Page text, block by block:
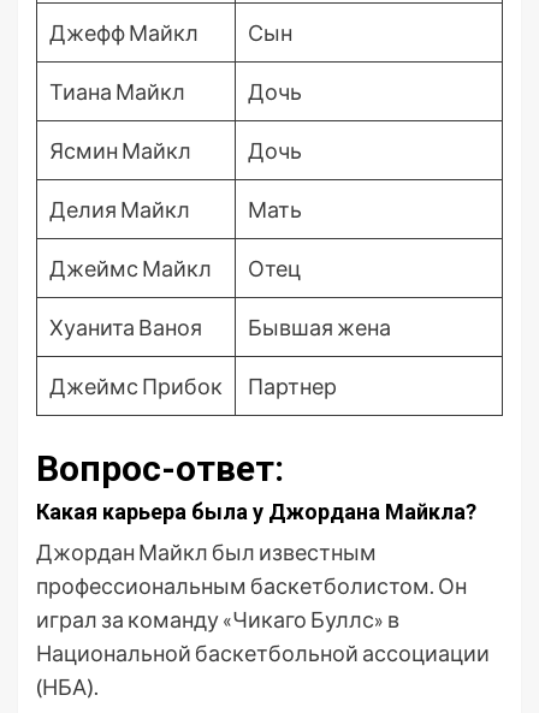
Джефф Майкл Сын
Тиана Майкл Дочь
Ясмин Майкл Дочь
Делия Майкл Мать
Джеймс Майкл Отец
Хуанита Ваноя Бывшая жена
Джеймс Прибок Партнер
Вопрос-ответ:
Какая карьера была у Джордана Майкла?
Джордан Майкл был известным
профессиональным баскетболистом. Он
играл за команду «Чикаго Буллс» в
Национальной баскетбольной ассоциации
(НБА).